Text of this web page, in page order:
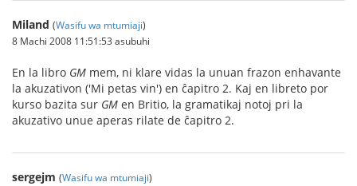
Miland (Wasifu wa mtumiaji)
8 Machi 2008 11:51:53 asubuhi
En la libro GM mem, ni klare vidas la unuan frazon enhavante
la akuzativon ('Mi petas vin') en ĉapitro 2. Kaj en libreto por
kurso bazita sur GM en Britio, la gramatikaj notoj pri la
akuzativo unue aperas rilate de ĉapitro 2.
sergejm (Wasifu wa mtumiaji)